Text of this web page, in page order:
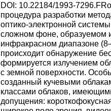
DOI: 10.22184/1993-
процедура разработки
оптико-­электронной
сложном фоне, образуемом
инфракрасном диапазоне
происходит обнаружение
формируется излучением
с земной поверхности.
созданный кучевыми
классами облаков,
допущения: